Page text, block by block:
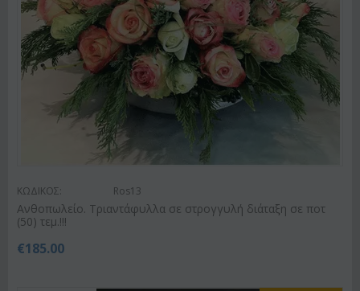
ΚΩΔΙΚΟΣ: Ros13
Ανθοπωλείο. Τριαντάφυλλα σε στρογγυλή διάταξη σε ποτ
(50) τεμ.!!!
€185.00